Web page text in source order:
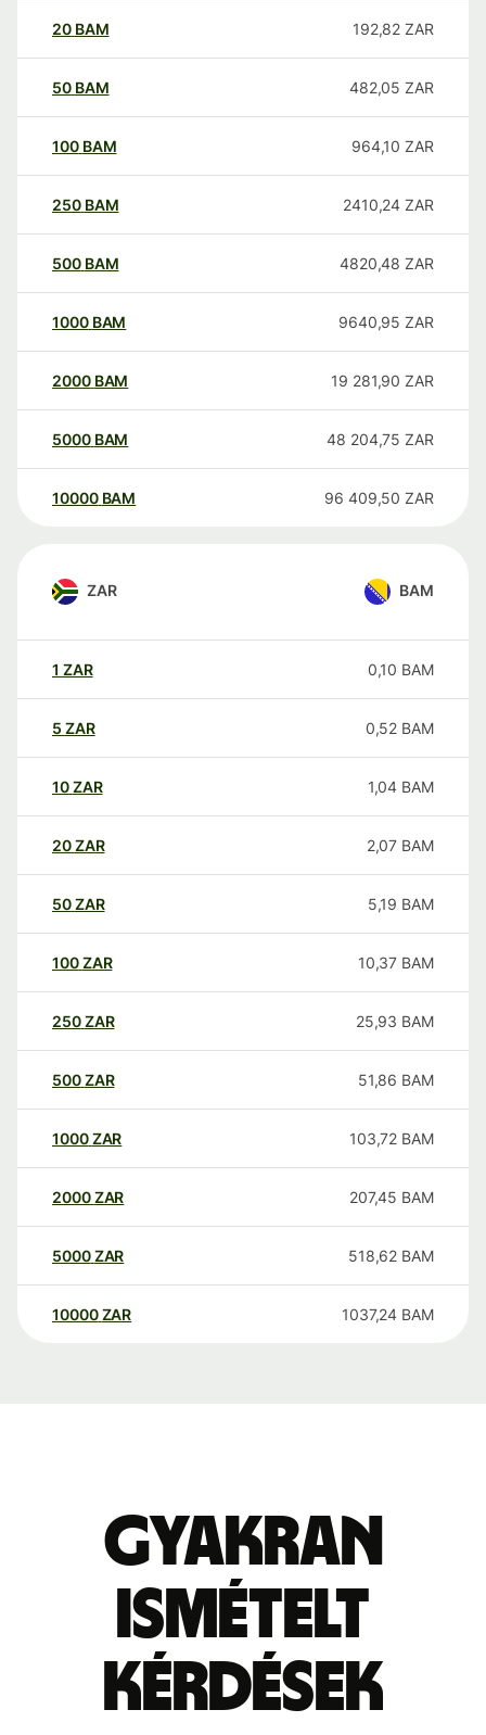
20 BAM 192,82 ZAR
50 BAM 482,05 ZAR
100 BAM 964,10 ZAR
250 BAM 2410,24 ZAR
500 BAM 4820,48 ZAR
1000 BAM 9640,95 ZAR
2000 BAM 19 281,90 ZAR
5000 BAM 48 204,75 ZAR
10000 BAM 96 409,50 ZAR
ZAR BAM
1 ZAR 0,10 BAM
5 ZAR 0,52 BAM
10ZAR 1,04 BAM
20ZAR 2,07 BAM
50ZAR 5,19 BAM
100ZAR 10,37 BAM
250ZAR 25,93 BAM
500ZAR 51,86 BAM
1000ZAR 103,72 BAM
2000ZAR 207,45 BAM
5000ZAR 518,62 BAM
10000 ZAR 1037,24 BAM
Gyakran
ismételt
kérdések